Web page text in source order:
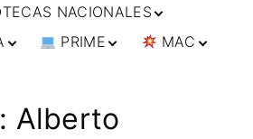
MARCIALES
NACIONALES
PRIME
IMPRESCINDIBLES
MAC
Alberto